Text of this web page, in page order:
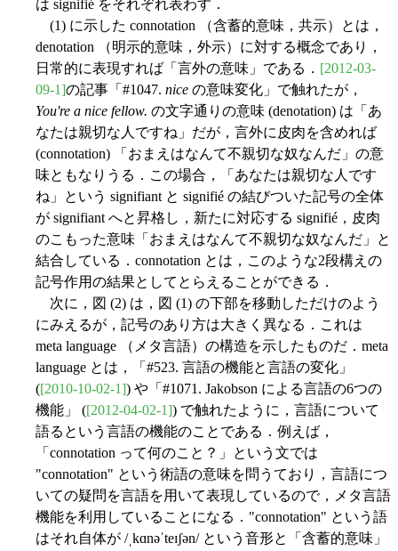
は signifié をそれぞれ表わす．
(1) に示した connotation （含蓄的意味，共示）とは，
denotation （明示的意味，外示）に対する概念であり，
日常的に表現すれば「言外の意味」である． [2012-03-
09-1]の記事「#1047. nice の意味変化」で触れたが，
You're a nice fellow. の文字通りの意味 (denotation) は「あ
なたは親切な人ですね」だが，言外に皮肉を含めれば
(connotation) 「おまえはなんて不親切な奴なんだ」の意
味ともなりうる．この場合，「あなたは親切な人です
ね」という signifiant と signifié の結びついた記号の全体
が signifiant へと昇格し，新たに対応する signifié，皮肉
のこもった意味「おまえはなんて不親切な奴なんだ」と
結合している．connotation とは，このような2段構えの
記号作用の結果としてとらえることができる．
次に，図 (2) は，図 (1) の下部を移動しただけのよう
にみえるが，記号のあり方は大きく異なる．これは
meta language （メタ言語）の構造を示したものだ．meta
language とは，「#523. 言語の機能と言語の変化」
([2010-10-02-1]) や「#1071. Jakobson による言語の6つの
機能」 ([2012-04-02-1]) で触れたように，言語について
語るという言語の機能のことである．例えば，
「connotation って何のこと？」という文では
"connotation" という術語の意味を問うており，言語につ
いての疑問を言語を用いて表現しているので，メタ言語
機能を利用していることになる．"connotation" という語
はそれ自体が /ˌkɑnəˈteɪʃən/ という音形と「含蓄的意味」